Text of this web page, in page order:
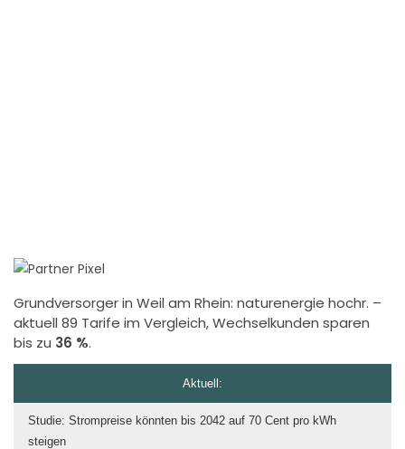
Grundversorger in Weil am Rhein: naturenergie hochr. –
aktuell 89 Tarife im Vergleich, Wechselkunden sparen
bis zu 36 %.
Aktuell:
Studie: Strompreise könnten bis 2042 auf 70 Cent pro kWh
steigen